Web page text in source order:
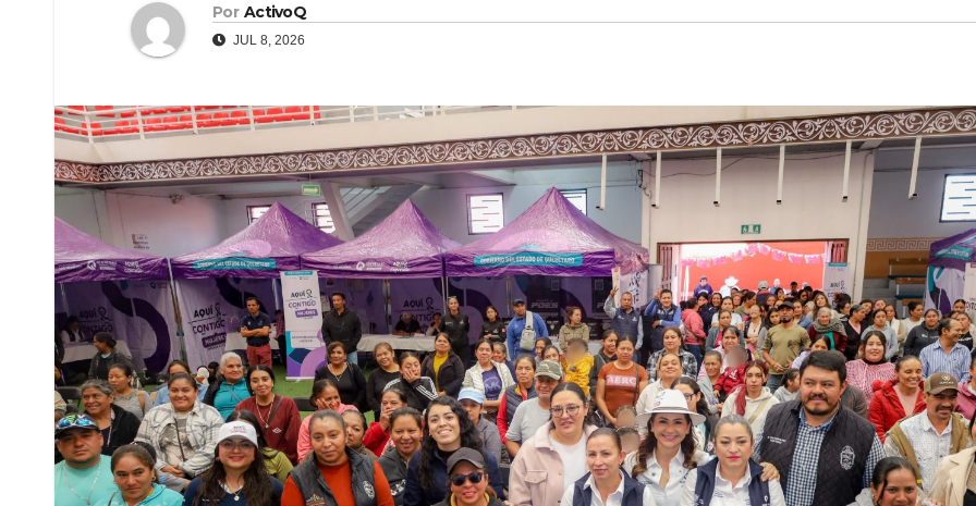
Por ActivoQ
JUL 8, 2026